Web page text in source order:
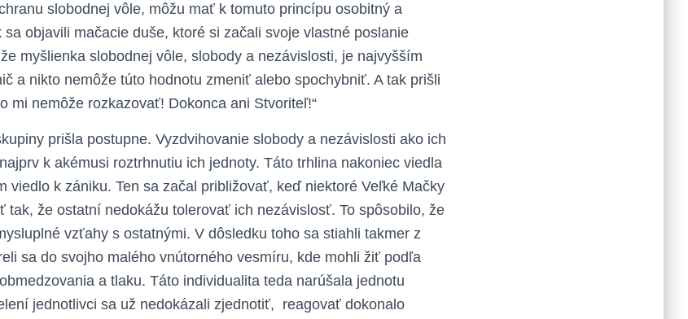
slobodnej vôle, môžu mať k tomuto princípu osobitný a
objavili mačacie duše, ktoré si začali svoje vlastné poslanie
myšlienka slobodnej vôle, slobody a nezávislosti, je najvyšším
a nikto nemôže túto hodnotu zmeniť alebo spochybniť. A tak prišli
mi nemôže rozkazovať! Dokonca ani Stvoriteľ!“
prišla postupne. Vyzdvihovanie slobody a nezávislosti ako ich
k akémusi roztrhnutiu ich jednoty. Táto trhlina nakoniec viedla
viedlo k zániku. Ten sa začal približovať, keď niektoré Veľké Mačky
tak, že ostatní nedokážu tolerovať ich nezávislosť. To spôsobilo, že
vzťahy s ostatnými. V dôsledku toho sa stiahli takmer z
sa do svojho malého vnútorného vesmíru, kde mohli žiť podľa
a tlaku. Táto individualita teda narúšala jednotu
jednotlivci sa už nedokázali zjednotiť, reagovať dokonalo